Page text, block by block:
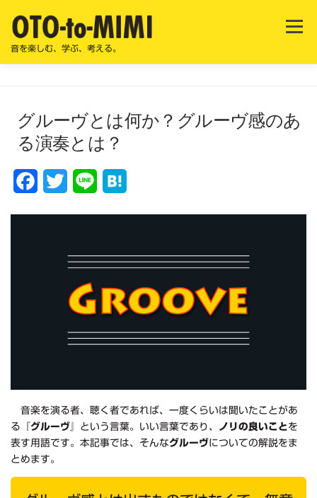
ツ
音を楽しむ、学ぶ、考える。
メニュ
グルーヴとは何か？グルーヴ感のあ
る演奏とは？
Facebook
Twitter Line
音楽を演る者、聴く者であれば、一度くらいは聞いたことがあ
る 『グルーヴ』 という言葉。いい言葉であり、 ノリの良いことを
表す用語です。本記事では、そんなグルーヴについての解説をま
とめます。